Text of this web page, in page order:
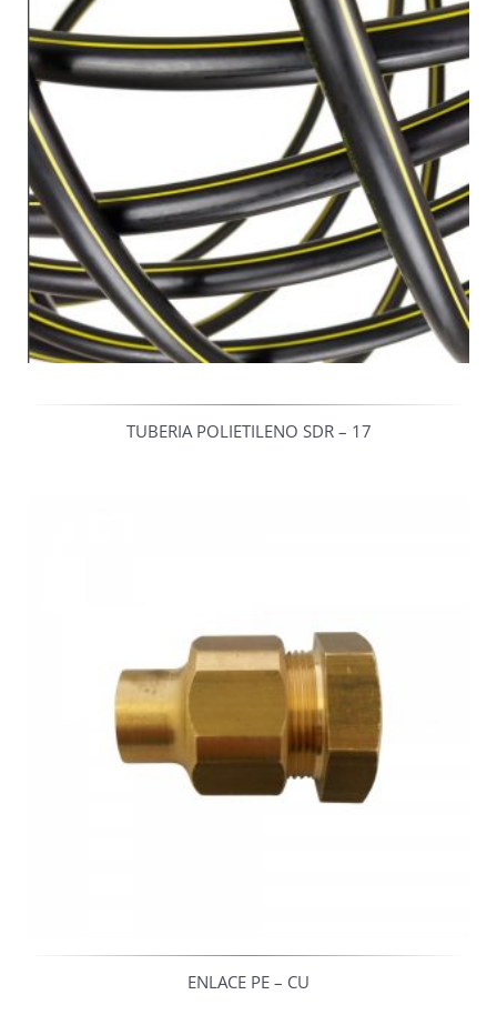
TUBERIA POLIETILENO SDR – 17
ENLACE PE – CU